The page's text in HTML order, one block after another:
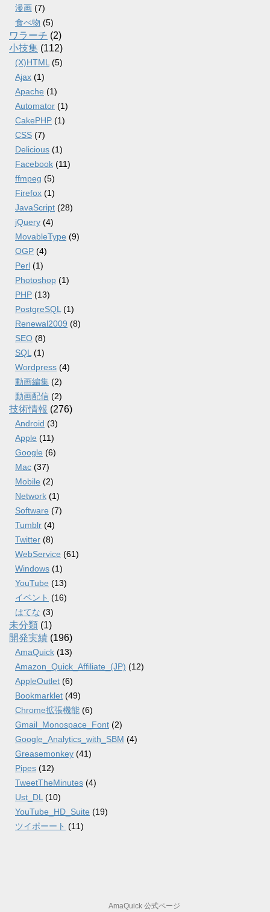
漫画 (7)
食べ物 (5)
ワラーチ (2)
小技集 (112)
(X)HTML (5)
Ajax (1)
Apache (1)
Automator (1)
CakePHP (1)
CSS (7)
Delicious (1)
Facebook (11)
ffmpeg (5)
Firefox (1)
JavaScript (28)
jQuery (4)
MovableType (9)
OGP (4)
Perl (1)
Photoshop (1)
PHP (13)
PostgreSQL (1)
Renewal2009 (8)
SEO (8)
SQL (1)
Wordpress (4)
動画編集 (2)
動画配信 (2)
技術情報 (276)
Android (3)
Apple (11)
Google (6)
Mac (37)
Mobile (2)
Network (1)
Software (7)
Tumblr (4)
Twitter (8)
WebService (61)
Windows (1)
YouTube (13)
イベント (16)
はてな (3)
未分類 (1)
開発実績 (196)
AmaQuick (13)
Amazon_Quick_Affiliate_(JP) (12)
AppleOutlet (6)
Bookmarklet (49)
Chrome拡張機能 (6)
Gmail_Monospace_Font (2)
Google_Analytics_with_SBM (4)
Greasemonkey (41)
Pipes (12)
TweetTheMinutes (4)
Ust_DL (10)
YouTube_HD_Suite (19)
ツイポーート (11)
AmaQuick 公式ページ